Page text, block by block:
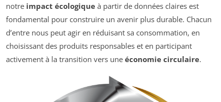
notre impact écologique à partir de données claires est
fondamental pour construire un avenir plus durable. Chacun
d’entre nous peut agir en réduisant sa consommation, en
choisissant des produits responsables et en participant
activement à la transition vers une économie circulaire.